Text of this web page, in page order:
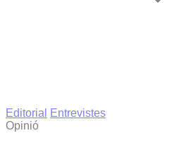
Editorial
Entrevistes
Opinió